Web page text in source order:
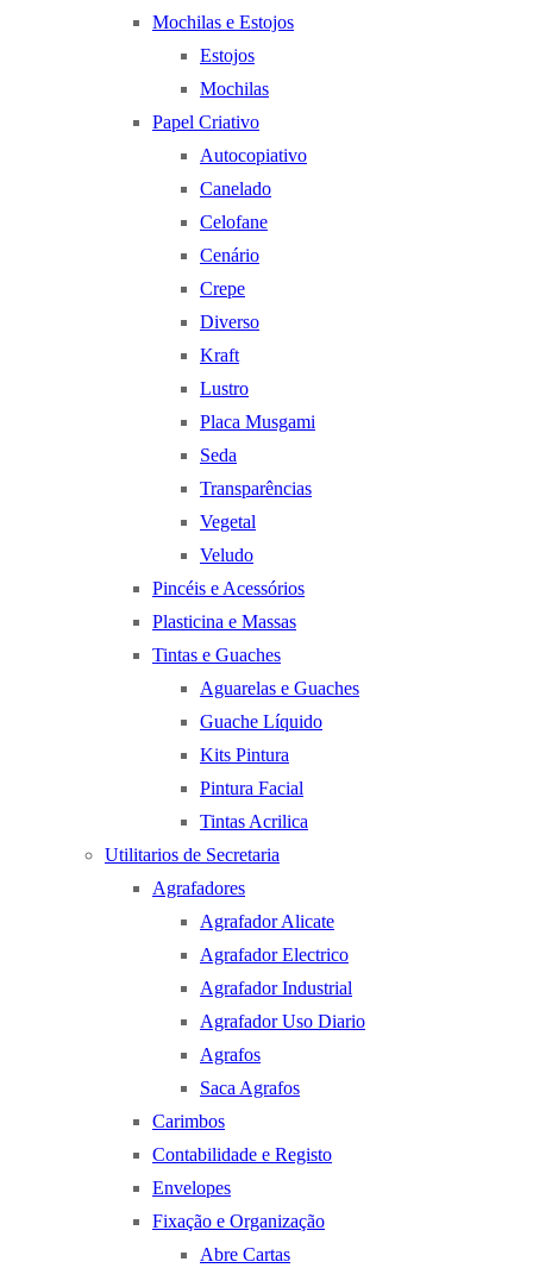
Mochilas e Estojos
Estojos
Mochilas
Papel Criativo
Autocopiativo
Canelado
Celofane
Cenário
Crepe
Diverso
Kraft
Lustro
Placa Musgami
Seda
Transparências
Vegetal
Veludo
Pincéis e Acessórios
Plasticina e Massas
Tintas e Guaches
Aguarelas e Guaches
Guache Líquido
Kits Pintura
Pintura Facial
Tintas Acrilica
Utilitarios de Secretaria
Agrafadores
Agrafador Alicate
Agrafador Electrico
Agrafador Industrial
Agrafador Uso Diario
Agrafos
Saca Agrafos
Carimbos
Contabilidade e Registo
Envelopes
Fixação e Organização
Abre Cartas